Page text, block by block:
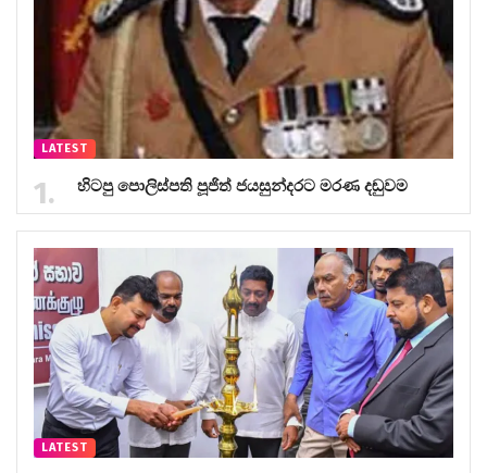
LATEST
හිටපු පොලිස්පති පූජිත් ජයසුන්දරට මරණ දඬුවම
LATEST